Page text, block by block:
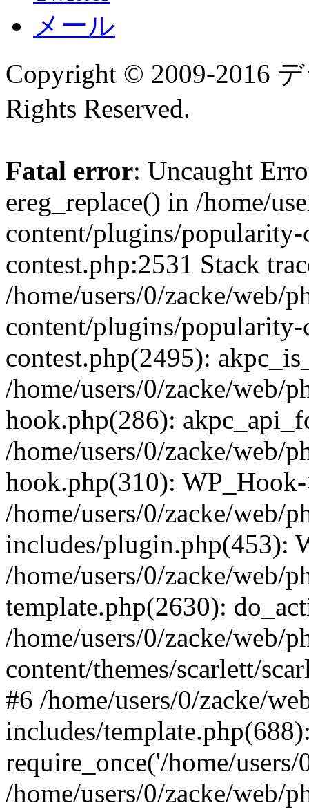
メール
Copyright © 2009-2016
Rights Reserved.
Fatal error: Uncaught
ereg_replace() in /home/
content/plugins/
contest.php:2531 Stack
/home/users/0/zacke/web/
content/plugins/
contest.php(2495):
/home/users/0/zacke/web/
hook.php(286):
/home/users/0/zacke/web/
hook.php(310):
/home/users/0/zacke/web/
includes/plugin.php(453):
/home/users/0/zacke/web/
template.php(2630):
/home/users/0/zacke/web/
content/themes/scarlett/
#6 /home/users/0/zacke/
includes/
require_once('/home/
/home/users/0/zacke/web/